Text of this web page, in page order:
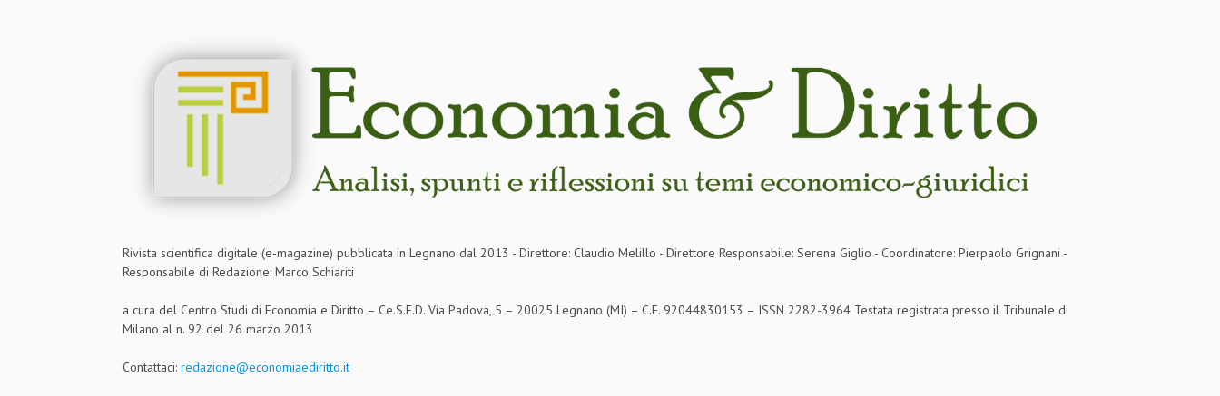
Rivista scientifica digitale (e-magazine) pubblicata in Legnano dal 2013 - Direttore: Claudio Melillo - Direttore Responsabile: Serena Giglio - Coordinatore: Pierpaolo Grignani -
Responsabile di Redazione: Marco Schiariti
a cura del Centro Studi di Economia e Diritto – Ce.S.E.D. Via Padova, 5 – 20025 Legnano (MI) – C.F. 92044830153 – ISSN 2282-3964 Testata registrata presso il Tribunale di
Milano al n. 92 del 26 marzo 2013
Contattaci: redazione@economiaediritto.it